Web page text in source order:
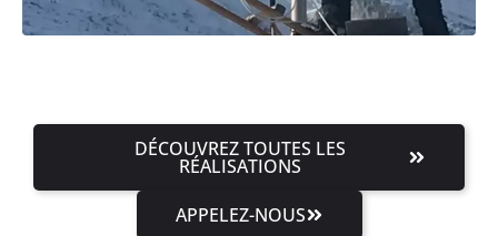
DÉCOUVREZ TOUTES LES
RÉALISATIONS
APPELEZ-NOUS